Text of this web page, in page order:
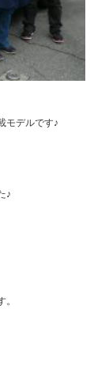
モデルです♪
♪